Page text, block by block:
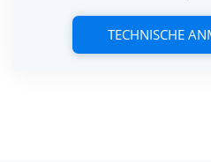
TECHNISCHE